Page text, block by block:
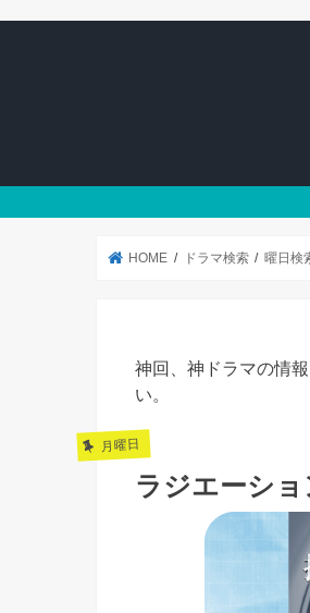
HOME ドラマ検索 曜日検
神回、神ドラマの情
い。
月曜日
ラジエーシ